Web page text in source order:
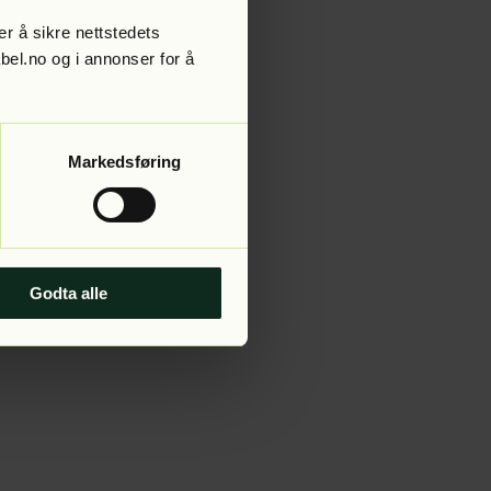
å sikre nettstedets
og i annonser for å
Markedsføring
Godta alle